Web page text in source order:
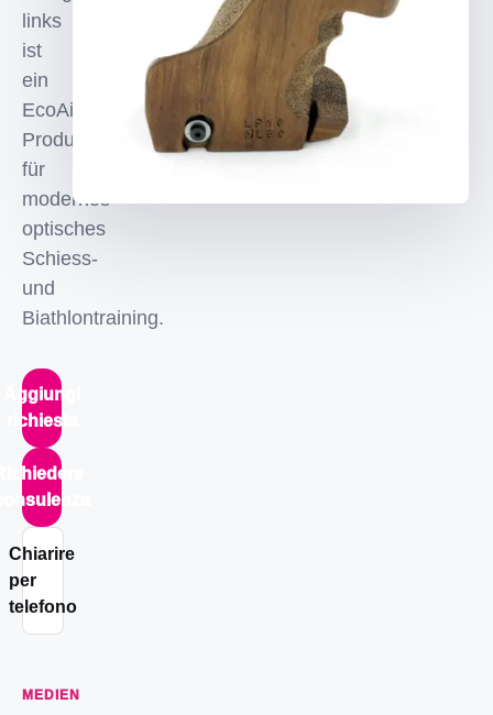
links
ist
ein
EcoAims
Produkt
für
modernos
optisches
Schiess-
und
Biathlontraining.
Aggiungi
richiesta
Chiarire
per
telefono
MEDIEN